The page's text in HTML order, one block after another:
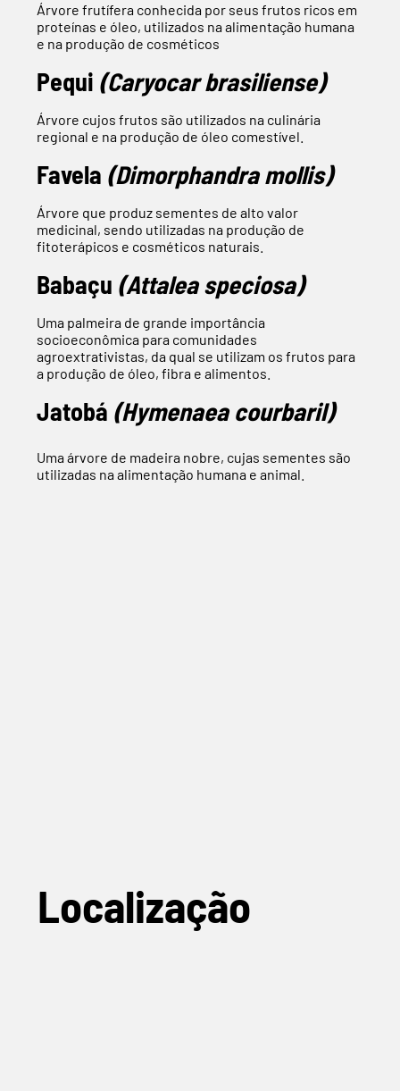
Localização
Árvore frutífera conhecida por seus frutos ricos em
proteínas e óleo, utilizados na alimentação humana
e na produção de cosméticos
Pequi (Caryocar brasiliense)
Árvore cujos frutos são utilizados na culinária
regional e na produção de óleo comestível.
Favela (Dimorphandra mollis)
Árvore que produz sementes de alto valor
medicinal, sendo utilizadas na produção de
fitoterápicos e cosméticos naturais.
Babaçu (Attalea speciosa)
Uma palmeira de grande importância
socioeconômica para comunidades
agroextrativistas, da qual se utilizam os frutos para
a produção de óleo, fibra e alimentos.
Jatobá (Hymenaea courbaril)
Uma árvore de madeira nobre, cujas sementes são
utilizadas na alimentação humana e animal.